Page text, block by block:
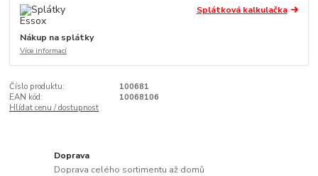
Splátková kalkulačka
Nákup na splátky
Více informací
Číslo produktu:
100681
EAN kód:
10068106
Hlídat cenu / dostupnost
Doprava
Doprava celého sortimentu až domů